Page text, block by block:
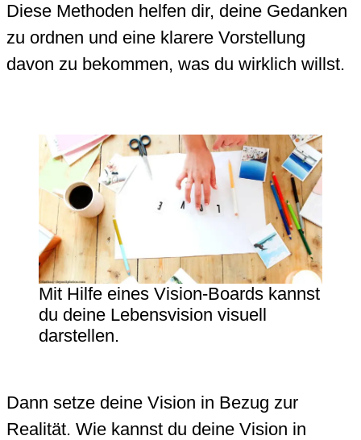
Diese Methoden helfen dir, deine Gedanken
zu ordnen und eine klarere Vorstellung
davon zu bekommen, was du wirklich willst.
Mit Hilfe eines Vision-Boards kannst
du deine Lebensvision visuell
darstellen.
Dann setze deine Vision in Bezug zur
Realität. Wie kannst du deine Vision in